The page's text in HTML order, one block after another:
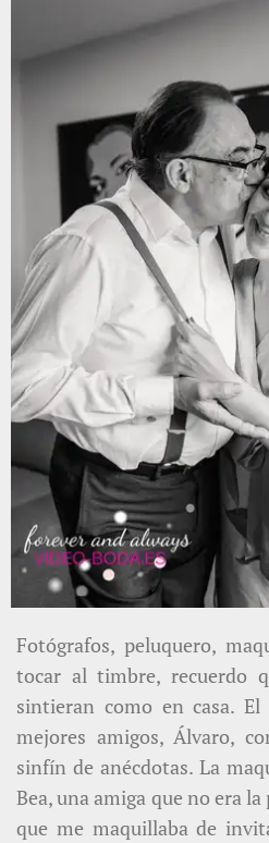
Fotógrafos, peluquero,
tocar al timbre, recuerdo
sintieran como en casa.
mejores amigos, Álvaro,
sinfín de anécdotas. La
Bea, una amiga que no era
que me maquillaba de